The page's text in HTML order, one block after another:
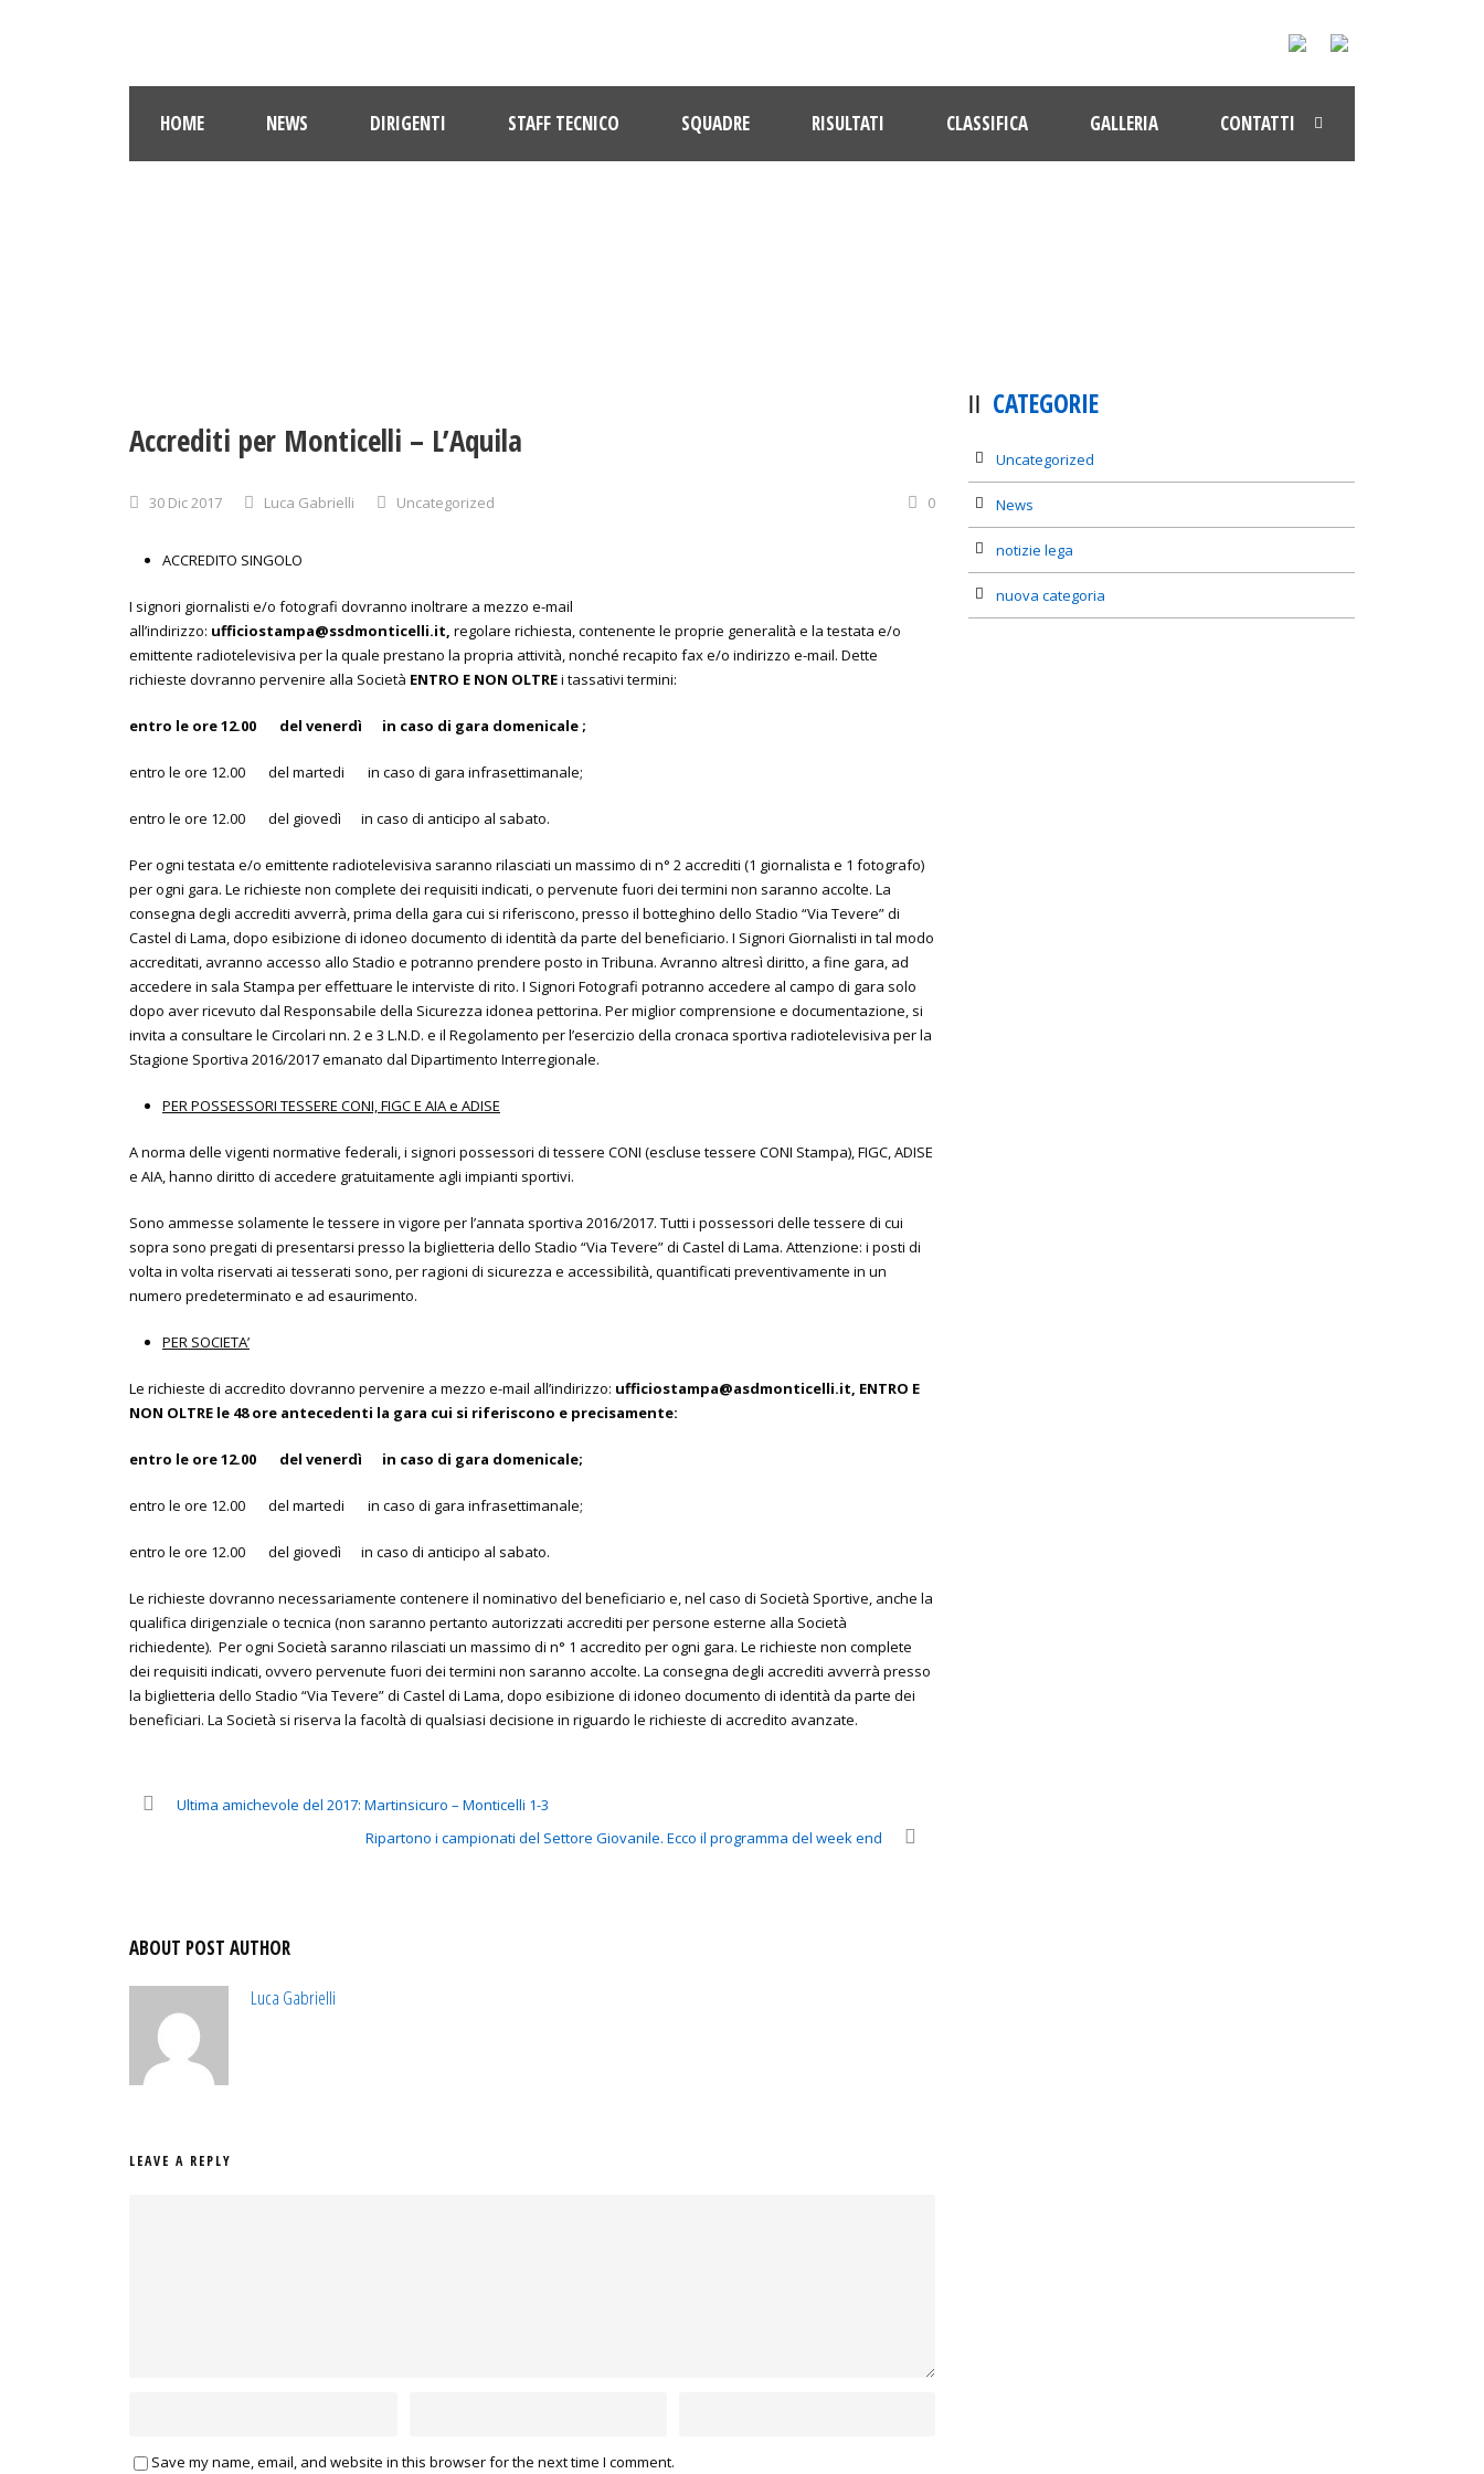
HOME NEWS DIRIGENTI STAFF TECNICO SQUADRE RISULTATI CLASSIFICA GALLERIA CONTATTI
Accrediti per Monticelli – L’Aquila
30 Dic 2017 Luca Gabrielli Uncategorized 0
ACCREDITO SINGOLO
I signori giornalisti e/o fotografi dovranno inoltrare a mezzo e-mail
all’indirizzo: ufficiostampa@ssdmonticelli.it, regolare richiesta, contenente le proprie generalità e la testata e/o
emittente radiotelevisiva per la quale prestano la propria attività, nonché recapito fax e/o indirizzo e-mail. Dette
richieste dovranno pervenire alla Società ENTRO E NON OLTREi tassativi termini:
entro le ore 12.00 del venerdì in caso di gara domenicale ;
entro le ore 12.00 del martedi in caso di gara infrasettimanale;
entro le ore 12.00 del giovedì in caso di anticipo al sabato.
Per ogni testata e/o emittente radiotelevisiva saranno rilasciati un massimo di n° 2 accrediti (1 giornalista e 1 fotografo)
per ogni gara. Le richieste non complete dei requisiti indicati, o pervenute fuori dei termini non saranno accolte. La
consegna degli accrediti avverrà, prima della gara cui si riferiscono, presso il botteghino dello Stadio “Via Tevere” di
Castel di Lama, dopo esibizione di idoneo documento di identità da parte del beneficiario. I Signori Giornalisti in tal modo
accreditati, avranno accesso allo Stadio e potranno prendere posto in Tribuna. Avranno altresì diritto, a fine gara, ad
accedere in sala Stampa per effettuare le interviste di rito. I Signori Fotografi potranno accedere al campo di gara solo
dopo aver ricevuto dal Responsabile della Sicurezza idonea pettorina. Per miglior comprensione e documentazione, si
invita a consultare le Circolari nn. 2 e 3 L.N.D. e il Regolamento per l’esercizio della cronaca sportiva radiotelevisiva per la
Stagione Sportiva 2016/2017 emanato dal Dipartimento Interregionale.
PER POSSESSORI TESSERE CONI, FIGC E AIA e ADISE
A norma delle vigenti normative federali, i signori possessori di tessere CONI (escluse tessere CONI Stampa), FIGC, ADISE
e AIA, hanno diritto di accedere gratuitamente agli impianti sportivi.
Sono ammesse solamente le tessere in vigore per l’annata sportiva 2016/2017. Tutti i possessori delle tessere di cui
sopra sono pregati di presentarsi presso la biglietteria dello Stadio “Via Tevere” di Castel di Lama. Attenzione: i posti di
volta in volta riservati ai tesserati sono, per ragioni di sicurezza e accessibilità, quantificati preventivamente in un
numero predeterminato e ad esaurimento.
PER SOCIETA’
Le richieste di accredito dovranno pervenire a mezzo e-mail all’indirizzo: ufficiostampa@asdmonticelli.it, ENTRO E
NON OLTRE le 48 ore antecedenti la gara cui si riferiscono e precisamente:
entro le ore 12.00 del venerdì in caso di gara domenicale;
entro le ore 12.00 del martedi in caso di gara infrasettimanale;
entro le ore 12.00 del giovedì in caso di anticipo al sabato.
Le richieste dovranno necessariamente contenere il nominativo del beneficiario e, nel caso di Società Sportive, anche la
qualifica dirigenziale o tecnica (non saranno pertanto autorizzati accrediti per persone esterne alla Società
richiedente). Per ogni Società saranno rilasciati un massimo di n° 1 accredito per ogni gara. Le richieste non complete
dei requisiti indicati, ovvero pervenute fuori dei termini non saranno accolte. La consegna degli accrediti avverrà presso
la biglietteria dello Stadio “Via Tevere” di Castel di Lama, dopo esibizione di idoneo documento di identità da parte dei
beneficiari. La Società si riserva la facoltà di qualsiasi decisione in riguardo le richieste di accredito avanzate.
Ultima amichevole del 2017: Martinsicuro – Monticelli 1-3
Ripartono i campionati del Settore Giovanile. Ecco il programma del week end
ABOUT POST AUTHOR
Luca Gabrielli
LEAVE A REPLY
Save my name, email, and website in this browser for the next time I comment.
CATEGORIE
Uncategorized
News
notizie lega
nuova categoria